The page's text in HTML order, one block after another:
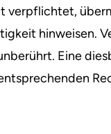
verpflichtet,
hinweisen.
Eine